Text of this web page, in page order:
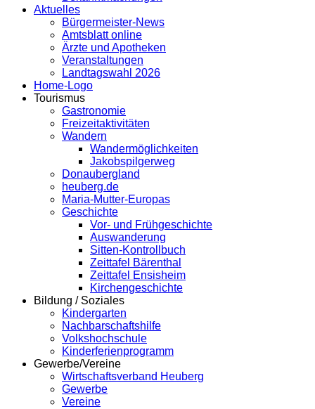
Aktuelles
Bürgermeister-News
Amtsblatt online
Ärzte und Apotheken
Veranstaltungen
Landtagswahl 2026
Home-Logo
Tourismus
Gastronomie
Freizeitaktivitäten
Wandern
Wandermöglichkeiten
Jakobspilgerweg
Donaubergland
heuberg.de
Maria-Mutter-Europas
Geschichte
Vor- und Frühgeschichte
Auswanderung
Sitten-Kontrollbuch
Zeittafel Bärenthal
Zeittafel Ensisheim
Kirchengeschichte
Bildung / Soziales
Kindergarten
Nachbarschaftshilfe
Volkshochschule
Kinderferienprogramm
Gewerbe/Vereine
Wirtschaftsverband Heuberg
Gewerbe
Vereine